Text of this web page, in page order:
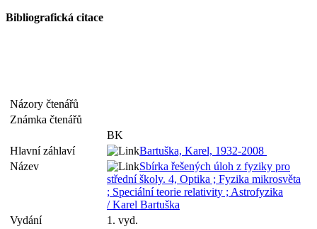
Bibliografická citace
Názory čtenářů
Známka čtenářů
BK
Hlavní záhlaví
Bartuška, Karel, 1932-2008
Název
Sbírka řešených úloh z fyziky pro
střední školy. 4, Optika ; Fyzika mikrosvěta
; Speciální teorie relativity ; Astrofyzika
/ Karel Bartuška
Vydání
1. vyd.